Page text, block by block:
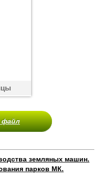
файл
земляных машин.
парков МК.